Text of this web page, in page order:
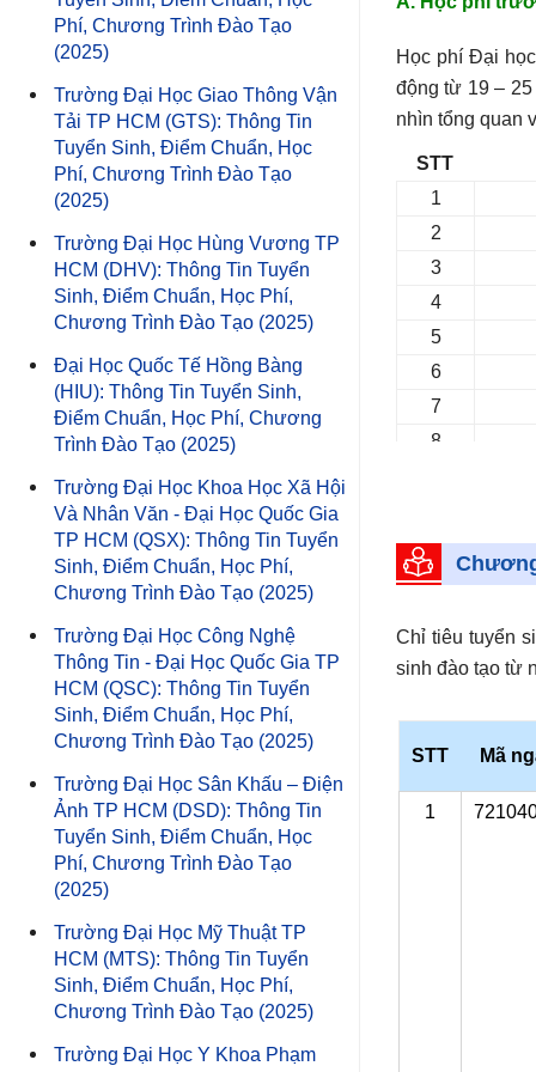
Phí, Chương Trình Đào Tạo
(2025)
Trường Đại Học Giao Thông Vận
Tải TP HCM (GTS): Thông Tin
Tuyển Sinh, Điểm Chuẩn, Học
Phí, Chương Trình Đào Tạo
(2025)
Trường Đại Học Hùng Vương TP
HCM (DHV): Thông Tin Tuyển
Sinh, Điểm Chuẩn, Học Phí,
Chương Trình Đào Tạo (2025)
Đại Học Quốc Tế Hồng Bàng
(HIU): Thông Tin Tuyển Sinh,
Điểm Chuẩn, Học Phí, Chương
Trình Đào Tạo (2025)
Trường Đại Học Khoa Học Xã Hội
Và Nhân Văn - Đại Học Quốc Gia
TP HCM (QSX): Thông Tin Tuyển
Sinh, Điểm Chuẩn, Học Phí,
Chương Trình Đào Tạo (2025)
Trường Đại Học Công Nghệ
Thông Tin - Đại Học Quốc Gia TP
HCM (QSC): Thông Tin Tuyển
Sinh, Điểm Chuẩn, Học Phí,
Chương Trình Đào Tạo (2025)
Trường Đại Học Sân Khấu – Điện
Ảnh TP HCM (DSD): Thông Tin
Tuyển Sinh, Điểm Chuẩn, Học
Phí, Chương Trình Đào Tạo
(2025)
Trường Đại Học Mỹ Thuật TP
HCM (MTS): Thông Tin Tuyển
Sinh, Điểm Chuẩn, Học Phí,
Chương Trình Đào Tạo (2025)
Trường Đại Học Y Khoa Phạm
thi tốt nghiệp
môn Toán -
Phải có môn
khoa cũ năm
sinh.
Ưu tiên xét
khung năng
ngày xét
dưới đây:
Điểm
Đại học Quốc
(ĐGNL_ĐHQG
Chỉ tiêu tuyển
tiếp tục tuyển
7 7480106
8 7480201
Học phí Đại
động từ 19 –
nhìn tổng quan
STT
1
2
3
4
5
6
7
8
11
12
14
16
17
18
B. Học phí
Đại học Công
Chỉ tiêu tuyển
sinh đào tạo từ
STT Mã
1